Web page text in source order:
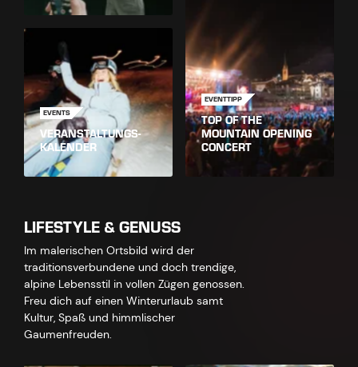
EVENTTIPP
TOP OF THE
MOUNTAIN OPENING
CONCERT
EVENTS
VERANSTALTUNGS-
KALENDER
LIFESTYLE & GENUSS
Im malerischen Ortsbild wird der
traditionsverbundene und doch trendige,
alpine Lebensstil in vollen Zügen genossen.
Freu dich auf einen Winterurlaub samt
Kultur, Spaß und himmlischer
Gaumenfreuden.